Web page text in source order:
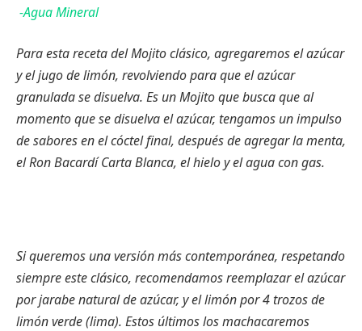
-Agua Mineral
Para esta receta del Mojito clásico, agregaremos el azúcar
y el jugo de limón, revolviendo para que el azúcar
granulada se disuelva. Es un Mojito que busca que al
momento que se disuelva el azúcar, tengamos un impulso
de sabores en el cóctel final, después de agregar la menta,
el Ron Bacardí Carta Blanca, el hielo y el agua con gas.
Si queremos una versión más contemporánea, respetando
siempre este clásico, recomendamos reemplazar el azúcar
por jarabe natural de azúcar, y el limón por 4 trozos de
limón verde (lima). Estos últimos los machacaremos